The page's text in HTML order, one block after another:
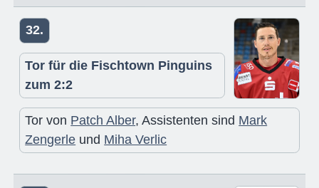
32.
Tor für die Fischtown Pinguins
zum 2:2
Tor von Patch Alber, Assistenten sind Mark
Zengerle und Miha Verlic